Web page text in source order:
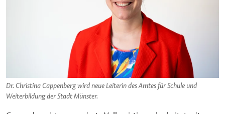
Dr. Christina Cappenberg wird neue Leiterin des Amtes für Schule und
Weiterbildung der Stadt Münster.